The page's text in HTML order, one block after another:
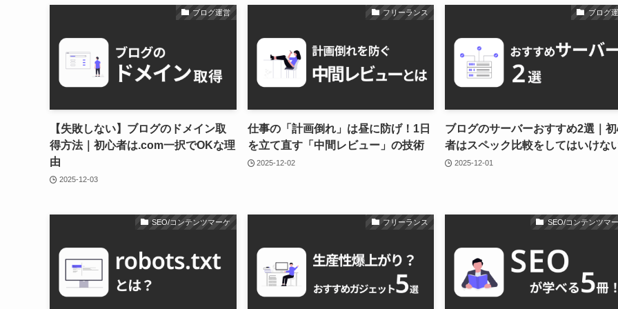
ブログ運営
【失敗しない】ブログのドメイン取
得方法｜初心者は.com一択でOKな理
由
2025-12-03
フリーランス
仕事の「計画倒れ」は昼に防げ！1日
を立て直す「中間レビュー」の技術
2025-12-02
ブログ
ブログのサーバーおすすめ2選｜
者はスペック比較をしてはいけな
2025-12-01
SEO/コンテンツマーケ フリーランス SEO/コンテンツマ